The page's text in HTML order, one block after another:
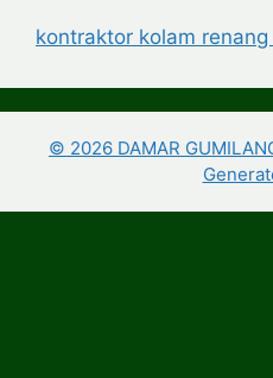
kontraktor kolam renang
© 2026 DAMAR